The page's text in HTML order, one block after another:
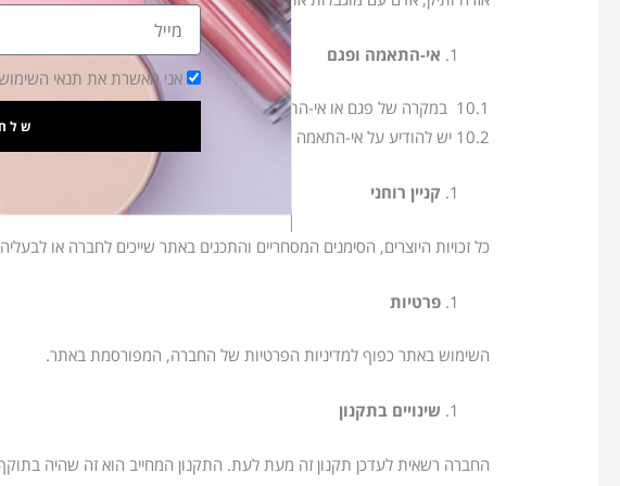
אי-התאמה ופגם
10.1 במקרה של פגם או אי-התאמה, הלקוחה זכאית להחלפה או החזר מלא בהתאם לחוק המכר וחוק הגנת הצרכן.
10.2 יש להודיע על אי-התאמה בתוך זמן סביר ממועד גילויה.
קניין רוחני
כל זכויות היוצרים, הסימנים המסחריים והתכנים באתר שייכים לחברה או
פרטיות
השימוש באתר כפוף למדיניות הפרטיות של החברה, המפורסמת באתר.
שינויים בתקנון
החברה רשאית לעדכן תקנון זה מעת לעת. התקנון המחייב הוא זה שהיה
מייל
הסכמה
אני מאשרת את תנאי השימוש